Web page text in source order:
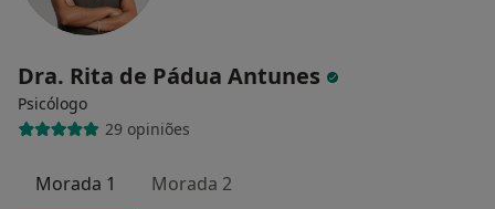
Dra. Rita de Pádua Antunes
Psicólogo
29 opiniões
Morada 1 Morada 2